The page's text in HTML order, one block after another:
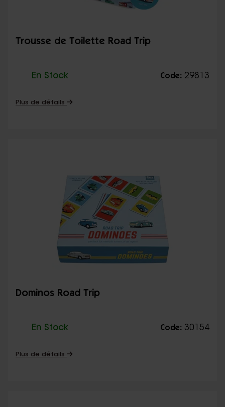
Trousse de Toilette Road Trip
En Stock Code: 29813
Plus de détails
Dominos Road Trip
En Stock Code: 30154
Plus de détails